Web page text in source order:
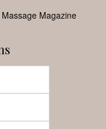
Massage Magazine